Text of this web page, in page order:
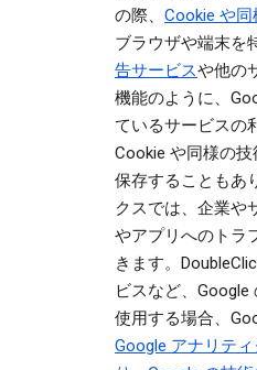
の際、 Cookie や
ブラウザや端末を
告サービスや他の
機能のように、
ているサービスの
Cookie や同様の
保存することもあ
クスでは、企業や
やアプリへのトラ
きます。
ビスなど、Google
使用する場合、
Google アナリテ